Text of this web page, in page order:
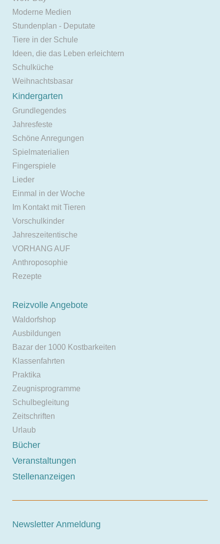
Moderne Medien
Stundenplan - Deputate
Tiere in der Schule
Ideen, die das Leben erleichtern
Schulküche
Weihnachtsbasar
Kindergarten
Grundlegendes
Jahresfeste
Schöne Anregungen
Spielmaterialien
Fingerspiele
Lieder
Einmal in der Woche
Im Kontakt mit Tieren
Vorschulkinder
Jahreszeitentische
VORHANG AUF
Anthroposophie
Rezepte
Reizvolle Angebote
Waldorfshop
Ausbildungen
Bazar der 1000 Kostbarkeiten
Klassenfahrten
Praktika
Zeugnisprogramme
Schulbegleitung
Zeitschriften
Urlaub
Bücher
Veranstaltungen
Stellenanzeigen
Newsletter Anmeldung